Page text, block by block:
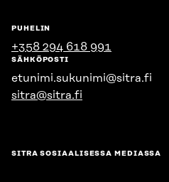
PUHELIN
+358 294 618 991
SÄHKÖPOSTI
etunimi.sukunimi@sitra.fi
sitra@sitra.fi
SITRA SOSIAALISESSA MEDIASSA